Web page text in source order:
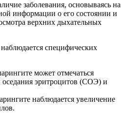
заболевания, основываясь на
информации о его состоянии и
верхних дыхательных
специфических
может отмечаться
эритроцитов (СОЭ) и
наблюдается увеличение